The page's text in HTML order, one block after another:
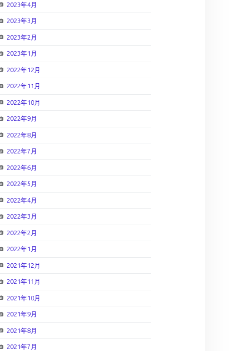
2023年4月
2023年3月
2023年2月
2023年1月
2022年12月
2022年11月
2022年10月
2022年9月
2022年8月
2022年7月
2022年6月
2022年5月
2022年4月
2022年3月
2022年2月
2022年1月
2021年12月
2021年11月
2021年10月
2021年9月
2021年8月
2021年7月